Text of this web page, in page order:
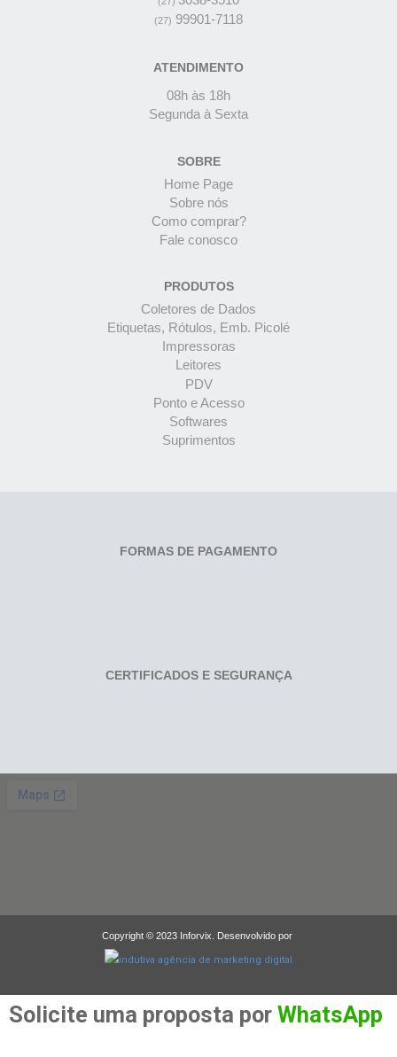
(27) 99901-7118
ATENDIMENTO
08h às 18h
Segunda à Sexta
SOBRE
Home Page
Sobre nós
Como comprar?
Fale conosco
PRODUTOS
Coletores de Dados
Etiquetas, Rótulos, Emb. Picolé
Impressoras
Leitores
PDV
Ponto e Acesso
Softwares
Suprimentos
FORMAS DE PAGAMENTO
CERTIFICADOS E SEGURANÇA
Copyright © 2023 Inforvix. Desenvolvido por
Solicite uma proposta por WhatsApp